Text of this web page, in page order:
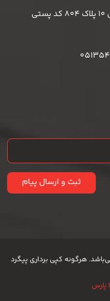
مشهد شهرک صنعتی طوس فاز 2 دانش 10 پلاک 804 کد پستی
ثبت و ارسال پیام
هرگونه کپی برداری پیگرد
پارس